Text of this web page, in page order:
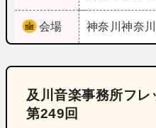
会場 神奈川神奈
及川音楽事務所フレ
第249回